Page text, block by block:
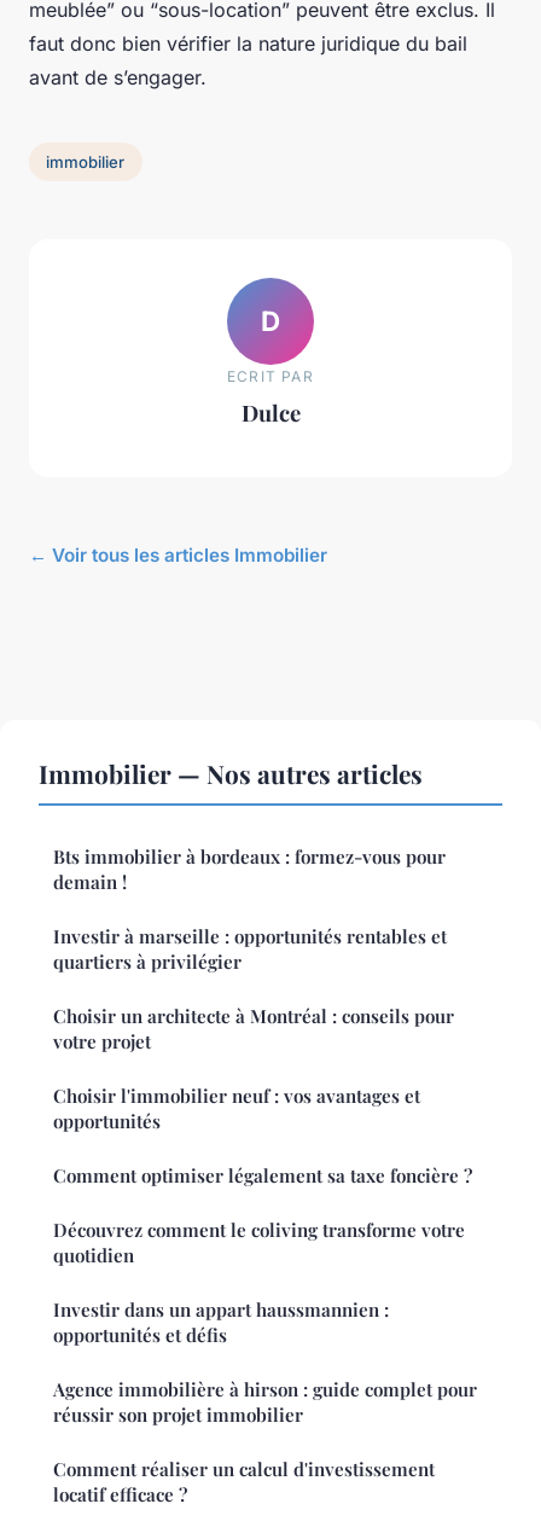
meublée” ou “sous-location” peuvent être exclus. Il
faut donc bien vérifier la nature juridique du bail
avant de s’engager.
immobilier
D
ECRIT PAR
Dulce
← Voir tous les articles Immobilier
Immobilier — Nos autres articles
Bts immobilier à bordeaux : formez-vous pour
demain !
Investir à marseille : opportunités rentables et
quartiers à privilégier
Choisir un architecte à Montréal : conseils pour
votre projet
Choisir l'immobilier neuf : vos avantages et
opportunités
Comment optimiser légalement sa taxe foncière ?
Découvrez comment le coliving transforme votre
quotidien
Investir dans un appart haussmannien :
opportunités et défis
Agence immobilière à hirson : guide complet pour
réussir son projet immobilier
Comment réaliser un calcul d'investissement
locatif efficace ?